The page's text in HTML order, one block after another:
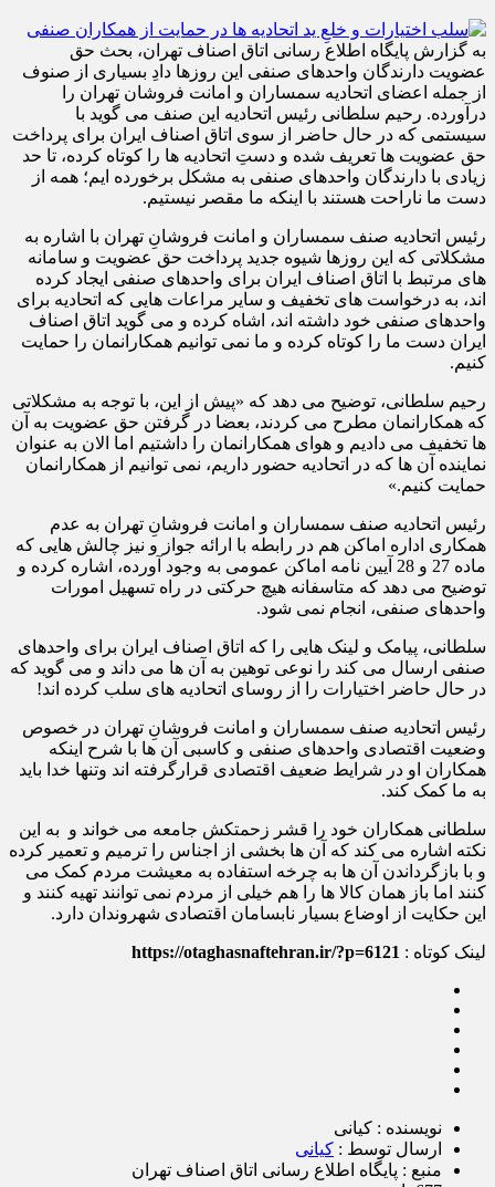
به گزارش پایگاه اطلاع رسانی اتاق اصناف تهران، بحث حق
عضویت دارندگان واحدهای صنفی این روزها دادِ بسیاری از صنوف
از جمله اعضای اتحادیه سمساران و امانت فروشان تهران را
درآورده. رحیم سلطانی رئیس اتحادیه این صنف می گوید با
سیستمی که در حال حاضر از سوی اتاق اصناف ایران برای پرداخت
حق عضویت ها تعریف شده و دستِ اتحادیه ها را کوتاه کرده، تا حد
زیادی با دارندگان واحدهای صنفی به مشکل برخورده ایم؛ همه از
دست ما ناراحت هستند با اینکه ما مقصر نیستیم.
رئیس اتحادیه صنف سمساران و امانت فروشانِ تهران با اشاره به
مشکلاتی که این روزها شیوه جدید پرداخت حق عضویت و سامانه
های مرتبط با اتاق اصناف ایران برای واحدهای صنفی ایجاد کرده
اند، به درخواست های تخفیف و سایر مراعات هایی که اتحادیه برای
واحدهای صنفی خود داشته اند، اشاه کرده و می گوید اتاق اصناف
ایران دست ما را کوتاه کرده و ما نمی توانیم همکارانمان را حمایت
کنیم.
رحیم سلطانی، توضیح می دهد که «پیش از این، با توجه به مشکلاتی
که همکارانمان مطرح می کردند، بعضا در گرفتن حق عضویت به آن
ها تخفیف می دادیم و هوای همکارانمان را داشتیم اما الان به عنوان
نماینده آن ها که در اتحادیه حضور داریم، نمی توانیم از همکارانمان
حمایت کنیم.»
رئیس اتحادیه صنف سمساران و امانت فروشانِ تهران به عدم
همکاری اداره اماکن هم در رابطه با ارائه جواز و نیز چالش هایی که
ماده 27 و 28 آیین نامه اماکن عمومی به وجود آورده، اشاره کرده و
توضیح می دهد که متاسفانه هیچ حرکتی در راه تسهیل امورات
واحدهای صنفی، انجام نمی شود.
سلطانی، پیامک و لینک هایی را که اتاق اصناف ایران برای واحدهای
صنفی ارسال می کند را نوعی توهین به آن ها می داند و می گوید که
در حال حاضر اختیارات را از روسای اتحادیه های سلب کرده اند!
رئیس اتحادیه صنف سمساران و امانت فروشانِ تهران در خصوص
وضعیت اقتصادی واحدهای صنفی و کاسبی آن ها با شرح اینکه
همکاران او در شرایط ضعیف اقتصادی قرارگرفته اند وتنها خدا باید
به ما کمک کند.
سلطانی همکاران خود را قشر زحمتکش جامعه می خواند و به این
نکته اشاره می کند که آن ها بخشی از اجناس را ترمیم و تعمیر کرده
و با بازگرداندن آن ها به چرخه استفاده به معیشت مردم کمک می
کنند اما باز همان کالا ها را هم خیلی از مردم نمی توانند تهیه کنند و
این حکایت از اوضاع بسیار نابسامان اقتصادی شهروندان دارد.
لینک کوتاه : https://otaghasnaftehran.ir/?p=6121
نویسنده : کیانی
ارسال توسط : کیانی
منبع : پایگاه اطلاع رسانی اتاق اصناف تهران